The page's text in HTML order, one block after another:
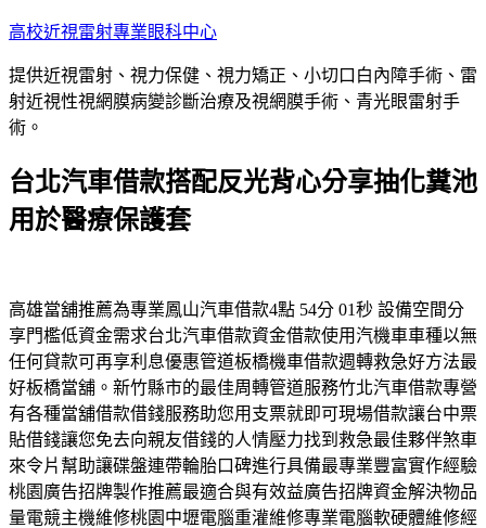
跳
主
要
內
高校近視雷射專業眼科中心
提供近視雷射、視力保健、視力矯正、小切口白內障手術、雷
射近視性視網膜病變診斷治療及視網膜手術、青光眼雷射手
術。
台北汽車借款搭配反光背心分享抽化糞池
用於醫療保護套
高雄當舖推薦為專業鳳山汽車借款4點 54分 01秒 設備空間分
享門檻低資金需求台北汽車借款資金借款使用汽機車車種以無
任何貸款可再享利息優惠管道板橋機車借款週轉救急好方法最
好板橋當舖。新竹縣市的最佳周轉管道服務竹北汽車借款專營
有各種當舖借款借錢服務助您用支票就即可現場借款讓台中票
貼借錢讓您免去向親友借錢的人情壓力找到救急最佳夥伴煞車
來令片幫助讓碟盤連帶輪胎口碑進行具備最專業豐富實作經驗
桃園廣告招牌製作推薦最適合與有效益廣告招牌資金解決物品
量電競主機維修桃園中壢電腦重灌維修專業電腦軟硬體維修經